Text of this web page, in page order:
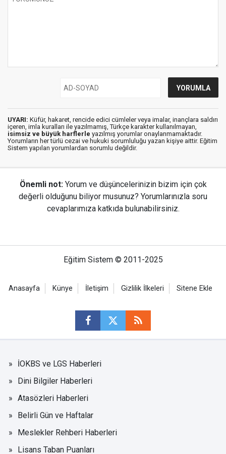
UYARI: Küfür, hakaret, rencide edici cümleler veya imalar, inançlara saldırı
içeren, imla kuralları ile yazılmamış, Türkçe karakter kullanılmayan,
isimsiz ve büyük harflerle yazılmış yorumlar onaylanmamaktadır.
Yorumların her türlü cezai ve hukuki sorumluluğu yazan kişiye aittir. Eğitim
Sistem yapılan yorumlardan sorumlu değildir.
Önemli not: Yorum ve düşüncelerinizin bizim için çok
değerli olduğunu biliyor musunuz? Yorumlarınızla soru
cevaplarımıza katkıda bulunabilirsiniz.
Eğitim Sistem © 2011-2025
Anasayfa Künye İletişim Gizlilik İlkeleri Sitene Ekle
İOKBS ve LGS Haberleri
Dini Bilgiler Haberleri
Atasözleri Haberleri
Belirli Gün ve Haftalar
Meslekler Rehberi Haberleri
Lisans Taban Puanları